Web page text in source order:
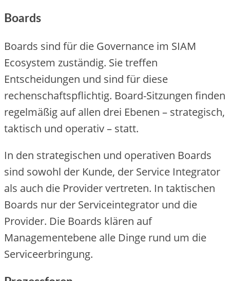
Boards
Boards sind für die Governance im SIAM
Ecosystem zuständig. Sie treffen
Entscheidungen und sind für diese
rechenschaftspflichtig. Board-Sitzungen finden
regelmäßig auf allen drei Ebenen – strategisch,
taktisch und operativ – statt.
In den strategischen und operativen Boards
sind sowohl der Kunde, der Service Integrator
als auch die Provider vertreten. In taktischen
Boards nur der Serviceintegrator und die
Provider. Die Boards klären auf
Managementebene alle Dinge rund um die
Serviceerbringung.